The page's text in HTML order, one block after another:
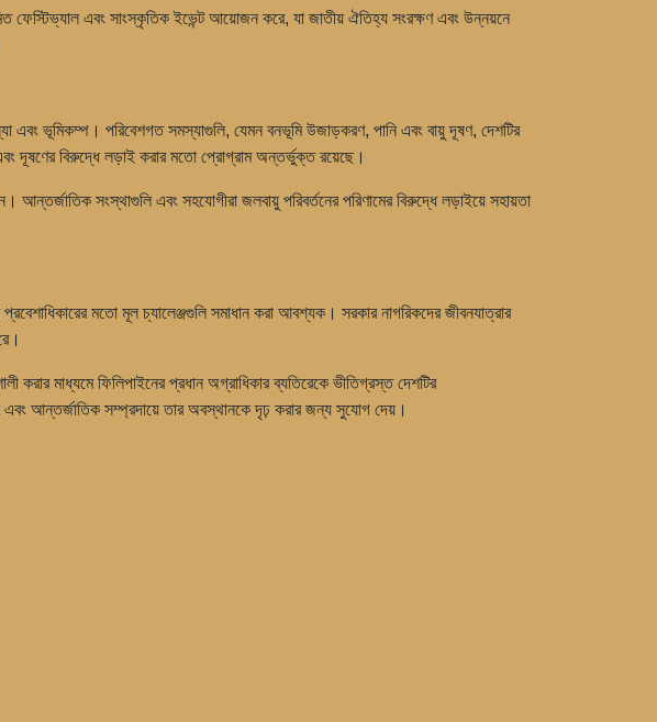
ফেস্টিভ্যাল এবং সাংস্কৃতিক ইভেন্ট আয়োজন করে, যা জাতীয় ঐতিহ্য সংরক্ষণ এবং উন্নয়নে
এবং ভূমিকম্প। পরিবেশগত সমস্যাগুলি, যেমন বনভূমি উজাড়করণ, পানি এবং বায়ু দূষণ, দেশটির
দূষণের বিরুদ্ধে লড়াই করার মতো প্রোগ্রাম অন্তর্ভুক্ত রয়েছে।
আন্তর্জাতিক সংস্থাগুলি এবং সহযোগীরা জলবায়ু পরিবর্তনের পরিণামের বিরুদ্ধে লড়াইয়ে সহায়তা
মতো মূল চ্যালেঞ্জগুলি সমাধান করা আবশ্যক। সরকার নাগরিকদের জীবনযাত্রার
করার মাধ্যমে ফিলিপাইনের প্রধান অগ্রাধিকার ব্যতিরেকে ভীতিগ্রস্ত দেশটির
এবং আন্তর্জাতিক সম্প্রদায়ে তার অবস্থানকে দৃঢ় করার জন্য সুযোগ দেয়।